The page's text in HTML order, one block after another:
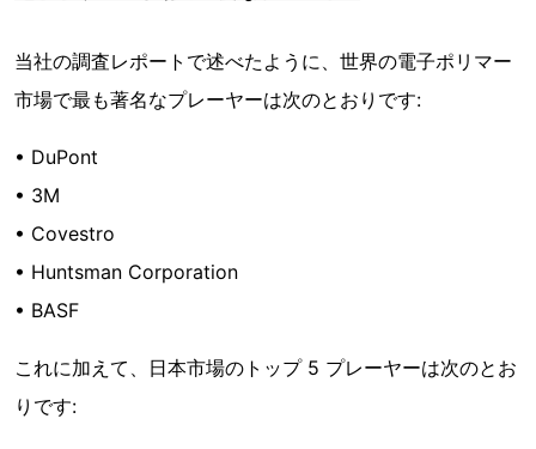
当社の調査レポートで述べたように、世界の電子ポリマー
市場で最も著名なプレーヤーは次のとおりです:
• DuPont
• 3M
• Covestro
• Huntsman Corporation
• BASF
これに加えて、日本市場のトップ 5 プレーヤーは次のとお
りです: